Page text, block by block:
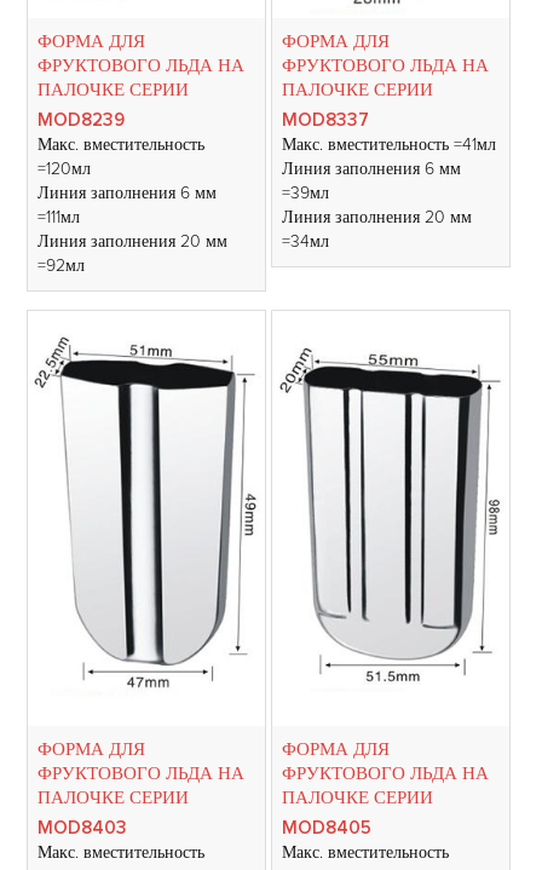
ФОРМА ДЛЯ
ФРУКТОВОГО ЛЬДА НА
ПАЛОЧКЕ СЕРИИ
MOD8239
Макс. вместительность
=120мл
Линия заполнения 6 мм
=111мл
Линия заполнения 20 мм
=92мл
ФОРМА ДЛЯ
ФРУКТОВОГО ЛЬДА НА
ПАЛОЧКЕ СЕРИИ
MOD8337
Макс. вместительность =41мл
Линия заполнения 6 мм
=39мл
Линия заполнения 20 мм
=34мл
ФОРМА ДЛЯ
ФРУКТОВОГО ЛЬДА НА
ПАЛОЧКЕ СЕРИИ
MOD8403
Макс. вместительность
ФОРМА ДЛЯ
ФРУКТОВОГО ЛЬДА НА
ПАЛОЧКЕ СЕРИИ
MOD8405
Макс. вместительность